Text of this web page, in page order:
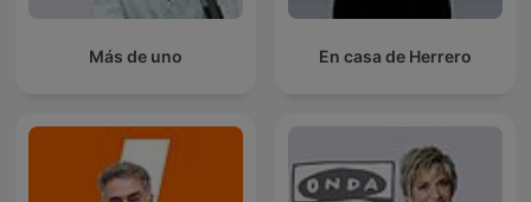
Más de uno En casa de Herrero